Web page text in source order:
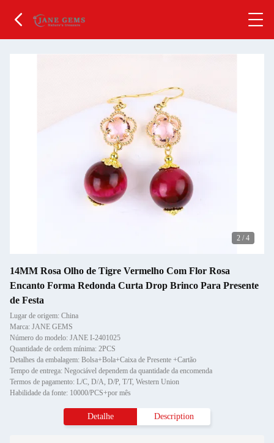
2 / 4
14MM Rosa Olho de Tigre Vermelho Com Flor Rosa
Encanto Forma Redonda Curta Drop Brinco Para Presente
de Festa
Lugar de origem: China
Marca: JANE GEMS
Número do modelo: JANE I-2401025
Quantidade de ordem mínima: 2PCS
Detalhes da embalagem: Bolsa+Bola+Caixa de Presente +Cartão
Tempo de entrega: Negociável dependem da quantidade da encomenda
Termos de pagamento: L/C, D/A, D/P, T/T, Western Union
Habilidade da fonte: 10000/PCS+por mês
Detalhe Description